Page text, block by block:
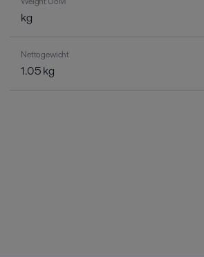
kg
Nettogewicht
1.05 kg